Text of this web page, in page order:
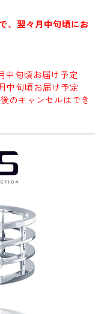
、翌々月中旬頃にお
中旬頃お届け予定
中旬頃お届け予定
のキャンセルはでき